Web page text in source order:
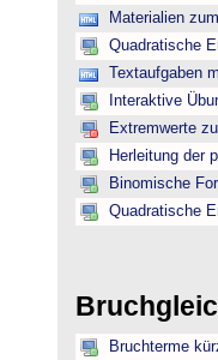
Materialien
Quadratische
Textaufgaben
Interaktive
Extremwerte
Herleitung der
Binomische
Quadratische
Bruchterme